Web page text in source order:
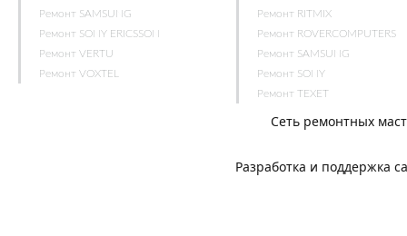
Ремонт SAMSUNG
Ремонт SONY ERICSSON
Ремонт VERTU
Ремонт VOXTEL
Ремонт RITMIX
Ремонт ROVERCOMPUTERS
Ремонт SAMSUNG
Ремонт SONY
Ремонт TEXET
Сеть ремонтных
Разработка и поддержка